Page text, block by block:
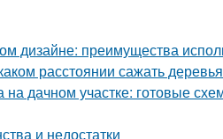
дизайне: преимущества
расстоянии сажать
дачном участке: готовые
и недостатки